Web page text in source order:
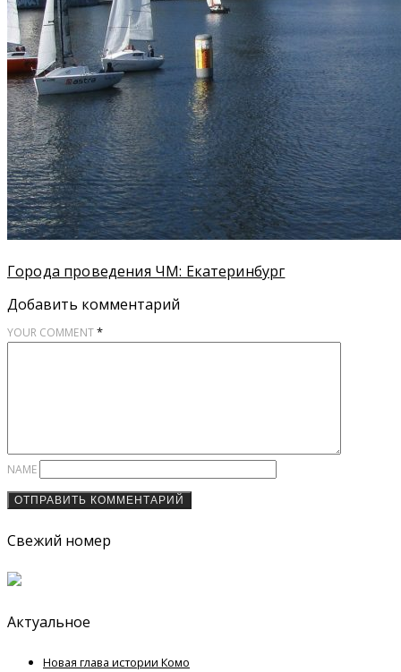
Города проведения ЧМ: Екатеринбург
Добавить комментарий
YOUR COMMENT*
NAME
Свежий номер
Актуальное
Новая глава истории Комо